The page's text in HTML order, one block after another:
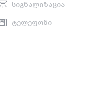
სიგნალიზაცია
ტელეფონი